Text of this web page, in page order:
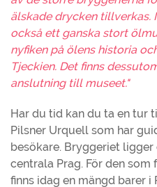
älskade drycken tillverkas.
också ett ganska stort
nyfiken på ölens historia
Tjeckien. Det finns
anslutning till museet."
Har du tid kan du ta en tur
Pilsner Urquell som har
besökare. Bryggeriet
centrala Prag. För den
finns idag en mängd barer i